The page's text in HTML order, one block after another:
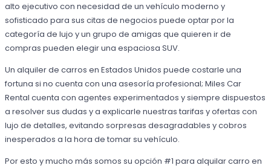
alto ejecutivo con necesidad de un vehículo moderno y
sofisticado para sus citas de negocios puede optar por la
categoría de lujo y un grupo de amigas que quieren ir de
compras pueden elegir una espaciosa SUV.
Un alquiler de carros en Estados Unidos puede costarle una
fortuna si no cuenta con una asesoría profesional; Miles Car
Rental cuenta con agentes experimentados y siempre dispuestos
a resolver sus dudas y a explicarle nuestras tarifas y ofertas con
lujo de detalles, evitando sorpresas desagradables y cobros
inesperados a la hora de tomar su vehículo.
Por esto y mucho más somos su opción #1 para alquilar carro en